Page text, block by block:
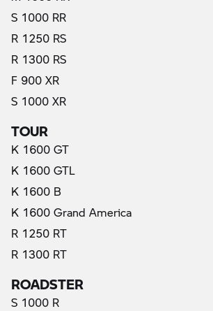
S 1000 RR
R 1250 RS
R 1300 RS
F 900 XR
S 1000 XR
TOUR
K 1600 GT
K 1600 GTL
K 1600 B
K 1600 Grand America
R 1250 RT(trenutno)
R 1300 RT
ROADSTER
S 1000 R